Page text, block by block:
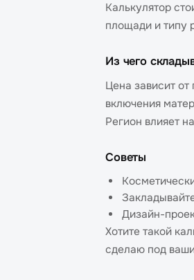
Калькулятор
площади и типу
Из чего
Цена зависит
включения
Регион влияет
Советы
Дизайн-
Хотите такой
сделаю под